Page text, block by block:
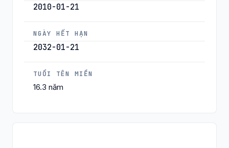
2010-01-21
NGÀY HẾT HẠN
2032-01-21
TUỔI TÊN MIỀN
16.3 năm